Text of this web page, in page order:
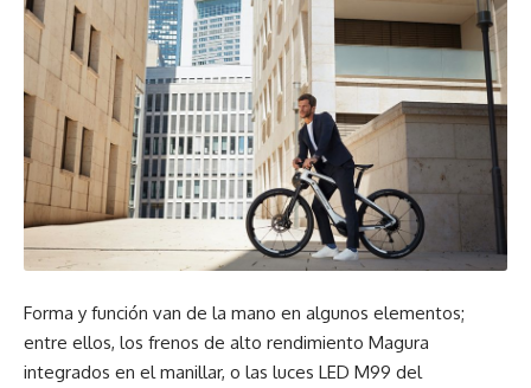
Forma y función van de la mano en algunos elementos;
entre ellos, los frenos de alto rendimiento Magura
integrados en el manillar, o las luces LED M99 del